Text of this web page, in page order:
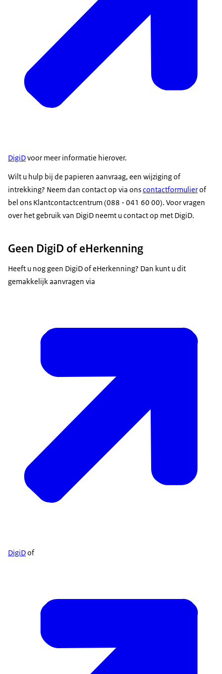
DigiDvoor meer informatie hierover.
Wilt u hulp bij de papieren aanvraag, een wijziging of
intrekking? Neem dan contact op via onscontactformulierof
bel ons Klantcontactcentrum (088 - 041 60 00). Voor vragen
over het gebruik van DigiD neemt u contact op met DigiD.
Geen DigiD of eHerkenning
Heeft u nog geen DigiD of eHerkenning? Dan kunt u dit
gemakkelijk aanvragen via
DigiDof